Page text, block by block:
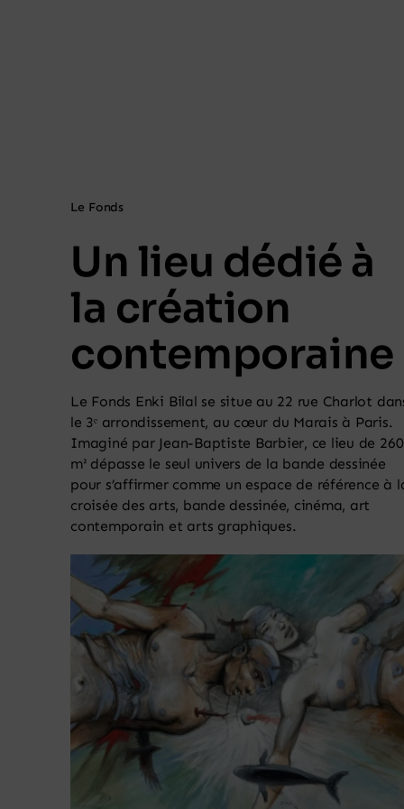
Le Fonds
Un lieu dédié à
la création
contemporaine
Le Fonds Enki Bilal se situe au 22 rue Charlot
le 3ᵉ arrondissement, au cœur du Marais à Paris.
Imaginé par Jean-Baptiste Barbier, ce lieu de 260
m² dépasse le seul univers de la bande dessinée
pour s’affirmer comme un espace de référence à
croisée des arts, bande dessinée, cinéma, art
contemporain et arts graphiques.